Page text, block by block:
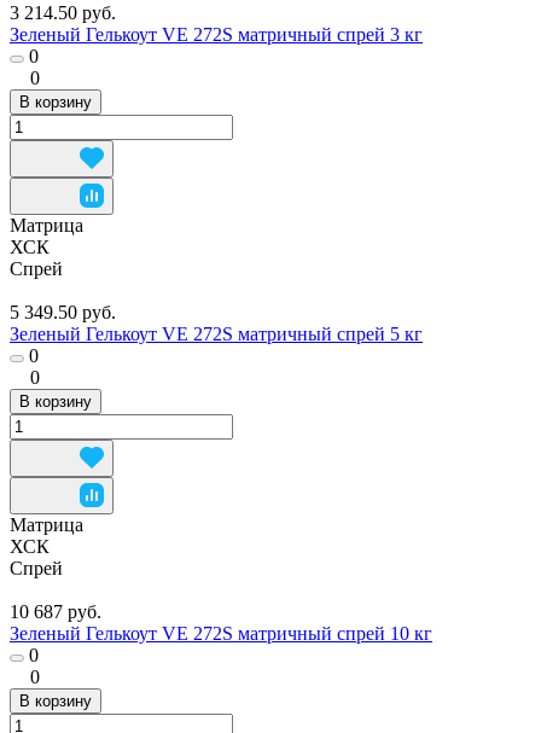
3 214.50 руб.
Зеленый Гелькоут VE 272S матричный спрей 3 кг
0
0
В корзину
Матрица
ХСК
Спрей
5 349.50 руб.
Зеленый Гелькоут VE 272S матричный спрей 5 кг
0
0
В корзину
Матрица
ХСК
Спрей
10 687 руб.
Зеленый Гелькоут VE 272S матричный спрей 10 кг
0
0
В корзину